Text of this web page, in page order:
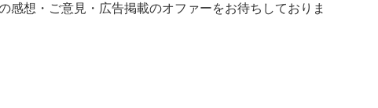
感想・ご意見・広告掲載のオファーをお待ちしておりま